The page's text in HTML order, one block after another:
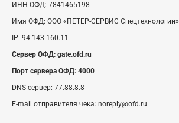
ИНН ОФД: 7841465198
Имя ОФД: ООО «ПЕТЕР-СЕРВИС Спецтехнологии»
IP: 94.143.160.11
Сервер ОФД: gate.ofd.ru
Порт сервера ОФД: 4000
DNS сервер: 77.88.8.8
E-mail отправителя чека: noreply@ofd.ru